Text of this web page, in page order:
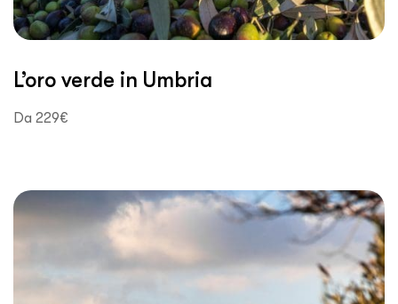
L’oro verde in Umbria
Da 229€